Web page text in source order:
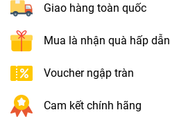
Giao hàng toàn quốc
Mua là nhận quà hấp dẫn
Voucher ngập tràn
Cam kết chính hãng